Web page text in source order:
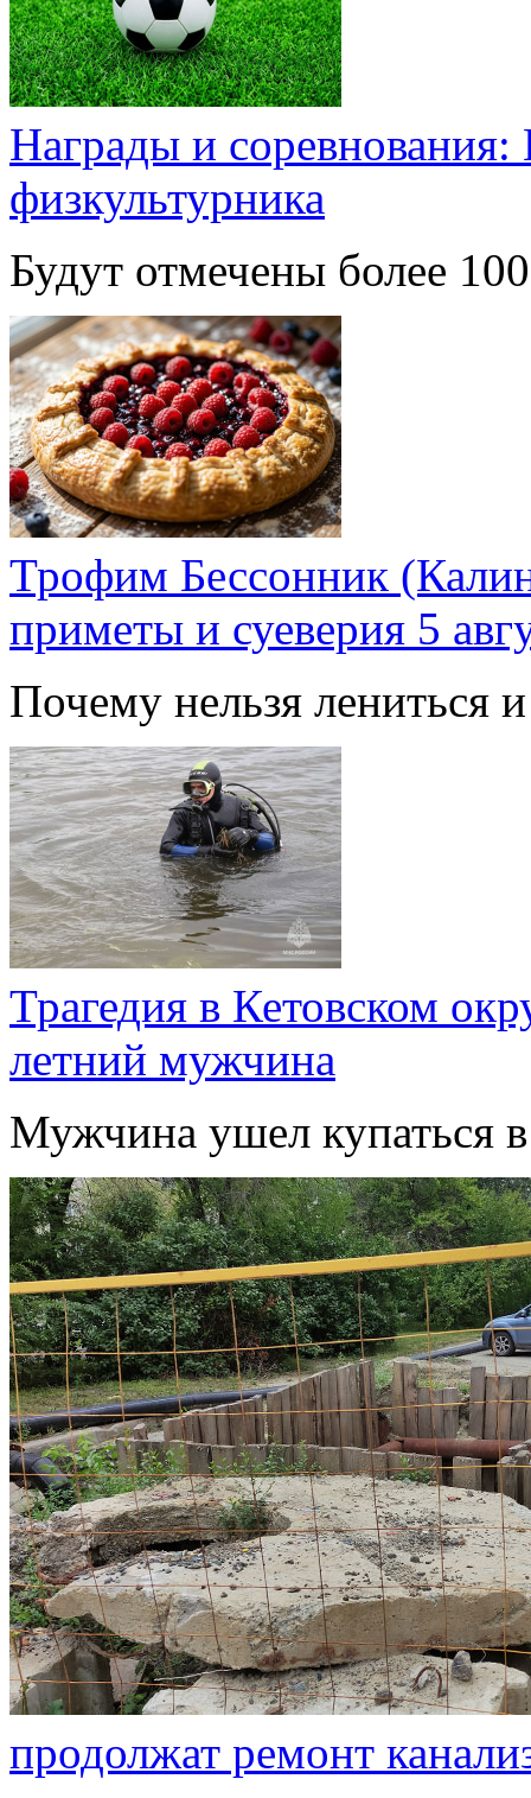
Награды и
физкультурника
Будут отмечены более
Трофим Бессонник
приметы и суеверия 5
Почему нельзя лениться
Трагедия в Кетовском
летний мужчина
Мужчина ушел купаться
продолжат ремонт